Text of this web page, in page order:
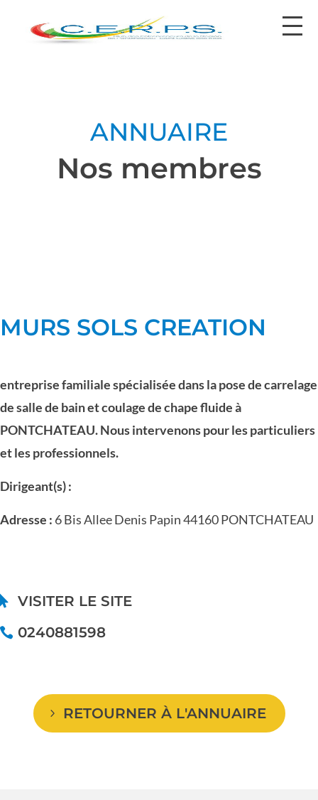
ANNUAIRE
Nos membres
MURS SOLS CREATION
entreprise familiale spécialisée dans la pose de carrelage
de salle de bain et coulage de chape fluide à
PONTCHATEAU. Nous intervenons pour les particuliers
et les professionnels.
Dirigeant(s) :
Adresse : 6 Bis Allee Denis Papin 44160 PONTCHATEAU
VISITER LE SITE
0240881598
RETOURNER À L'ANNUAIRE